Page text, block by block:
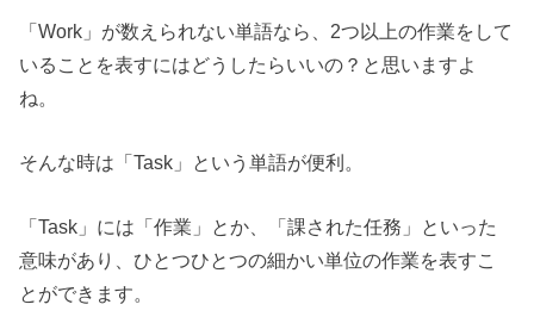
「Work」が数えられない単語なら、2つ以上の作業をして
いることを表すにはどうしたらいいの？と思いますよ
ね。
そんな時は「Task」という単語が便利。
「Task」には「作業」とか、「課された任務」といった
意味があり、ひとつひとつの細かい単位の作業を表すこ
とができます。